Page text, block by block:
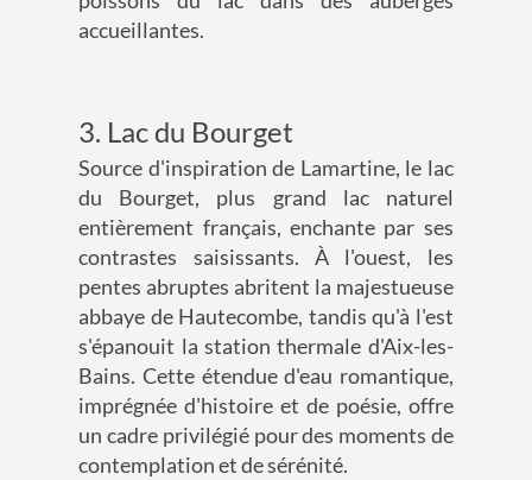
accueillantes.
3. Lac du Bourget
Source d'inspiration de Lamartine, le lac
du Bourget, plus grand lac naturel
entièrement français, enchante par ses
contrastes saisissants. À l'ouest, les
pentes abruptes abritent la majestueuse
abbaye de Hautecombe, tandis qu'à l'est
s'épanouit la station thermale d'Aix-les-
Bains. Cette étendue d'eau romantique,
imprégnée d'histoire et de poésie, offre
un cadre privilégié pour des moments de
contemplation et de sérénité.